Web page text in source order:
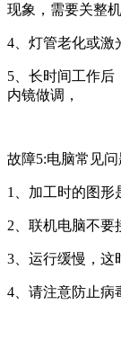
现象，需要关整
4、灯管老化或激
5、长时间工作后
内镜做调，
故障5:电脑常见
1、加工时的图形
2、联机电脑不要
3、运行缓慢，这
4、请注意防止病